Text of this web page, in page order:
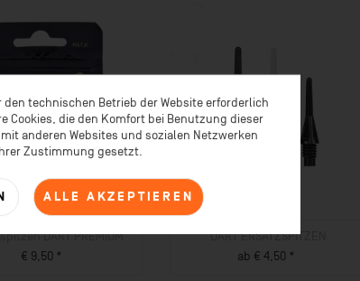
DART PREMIUM
€ 9,50 *
DART ERSATZSPITZEN
ab € 4,50 *
den technischen Betrieb der Website erforderlich
Cookies, die den Komfort bei Benutzung dieser
anderen Websites und sozialen Netzwerken
Zustimmung gesetzt.
ALLE AKZEPTIEREN